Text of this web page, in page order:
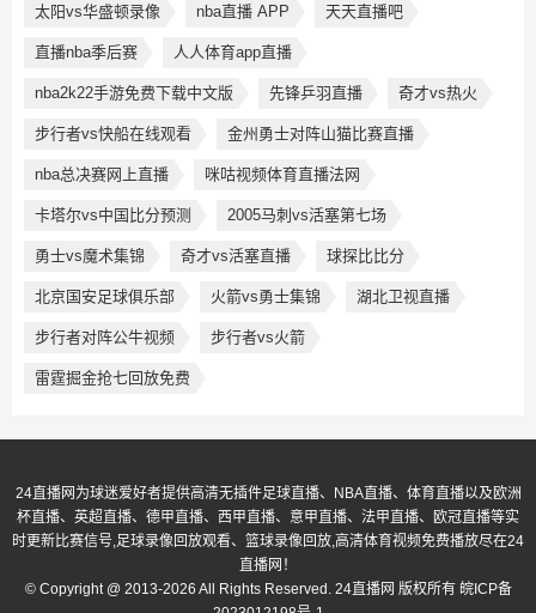
太阳vs华盛顿录像 nba直播 APP 天天直播吧
直播nba季后赛 人人体育app直播
nba2k22手游免费下载中文版 先锋乒羽直播 奇才vs热火
步行者vs快船在线观看 金州勇士对阵山猫比赛直播
nba总决赛网上直播 咪咕视频体育直播法网
卡塔尔vs中国比分预测 2005马刺vs活塞第七场
勇士vs魔术集锦 奇才vs活塞直播 球探比比分
北京国安足球俱乐部 火箭vs勇士集锦 湖北卫视直播
步行者对阵公牛视频 步行者vs火箭
雷霆掘金抢七回放免费
24直播网为球迷爱好者提供高清无插件足球直播、NBA直播、体育直播以及欧洲
杯直播、英超直播、德甲直播、西甲直播、意甲直播、法甲直播、欧冠直播等实
时更新比赛信号,足球录像回放观看、篮球录像回放,高清体育视频免费播放尽在24
直播网！
© Copyright @ 2013-2026 All Rights Reserved. 24直播网 版权所有 皖ICP备